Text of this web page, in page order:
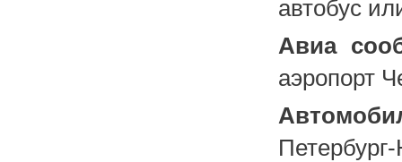
автобус
Авиа
аэропорт